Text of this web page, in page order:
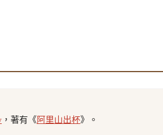
，著有《阿里山出杯》。